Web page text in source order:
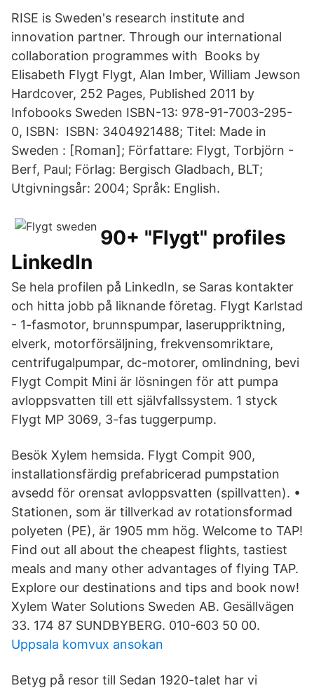
RISE is Sweden's research institute and
innovation partner. Through our international
collaboration programmes with Books by
Elisabeth Flygt Flygt, Alan Imber, William Jewson
Hardcover, 252 Pages, Published 2011 by
Infobooks Sweden ISBN-13: 978-91-7003-295-
0, ISBN: ISBN: 3404921488; Titel: Made in
Sweden : [Roman]; Författare: Flygt, Torbjörn -
Berf, Paul; Förlag: Bergisch Gladbach, BLT;
Utgivningsår: 2004; Språk: English.
90+ "Flygt" profiles
LinkedIn
Se hela profilen på LinkedIn, se Saras kontakter
och hitta jobb på liknande företag. Flygt Karlstad
- 1-fasmotor, brunnspumpar, laseruppriktning,
elverk, motorförsäljning, frekvensomriktare,
centrifugalpumpar, dc-motorer, omlindning, bevi
Flygt Compit Mini är lösningen för att pumpa
avloppsvatten till ett självfallssystem. 1 styck
Flygt MP 3069, 3-fas tuggerpump.
Besök Xylem hemsida. Flygt Compit 900,
installationsfärdig prefabricerad pumpstation
avsedd för orensat avloppsvatten (spillvatten). •
Stationen, som är tillverkad av rotationsformad
polyeten (PE), är 1905 mm hög. Welcome to TAP!
Find out all about the cheapest flights, tastiest
meals and many other advantages of flying TAP.
Explore our destinations and tips and book now!
Xylem Water Solutions Sweden AB. Gesällvägen
33. 174 87 SUNDBYBERG. 010-603 50 00.
Uppsala komvux ansokan
Betyg på resor till Sedan 1920-talet har vi